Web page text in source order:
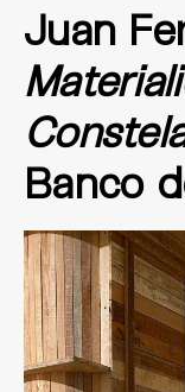
Juan
Banco